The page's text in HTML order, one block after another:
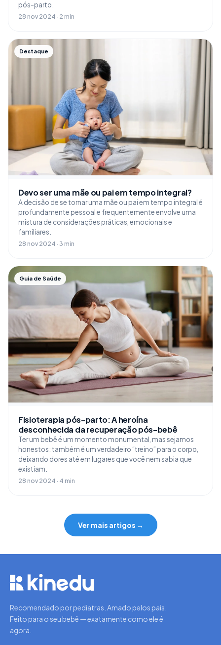
pós-parto.
28 nov 2024 · 2 min
Destaque
Devo ser uma mãe ou pai em tempo integral?
A decisão de se tornar uma mãe ou pai em tempo integral é
profundamente pessoal e frequentemente envolve uma
mistura de considerações práticas, emocionais e
familiares.
28 nov 2024 · 3 min
Guia de Saúde
Fisioterapia pós-parto: A heroína
desconhecida da recuperação pós-bebê
Ter um bebê é um momento monumental, mas sejamos
honestos: também é um verdadeiro “treino” para o corpo,
deixando dores até em lugares que você nem sabia que
existiam.
28 nov 2024 · 4 min
Ver mais artigos →
Recomendado por pediatras. Amado pelos pais.
Feito para o seu bebê — exatamente como ele é
agora.